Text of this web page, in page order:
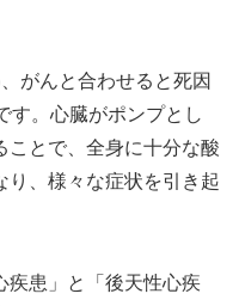
がんと合わせると死因
す。心臓がポンプとし
ことで、全身に十分な酸
り、様々な症状を引き起
疾患」と「後天性心疾